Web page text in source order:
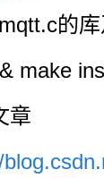
的
make
章